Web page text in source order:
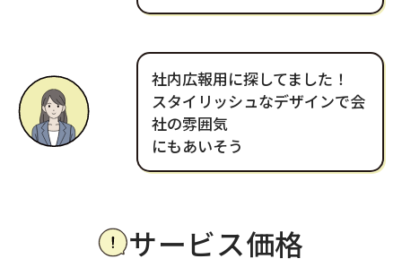
社内広報用に探してました！
スタイリッシュなデザインで会
社の雰囲気
にもあいそう
サービス価格